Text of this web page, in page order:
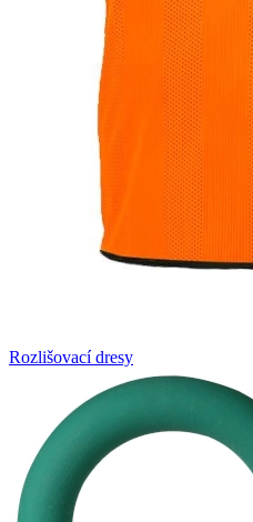
Rozlišovací dresy